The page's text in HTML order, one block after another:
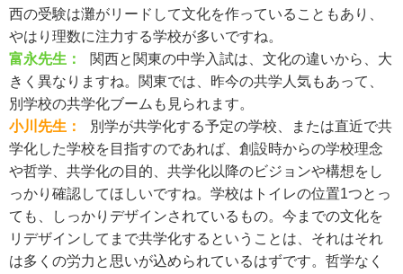
西の受験は灘がリードして文化を作っていることもあり、
やはり理数に注力する学校が多いですね。
富永先生：
関西と関東の中学入試は、文化の違いから、大
きく異なりますね。関東では、昨今の共学人気もあって、
別学校の共学化ブームも見られます。
小川先生：
別学が共学化する予定の学校、または直近で共
学化した学校を目指すのであれば、創設時からの学校理念
や哲学、共学化の目的、共学化以降のビジョンや構想をし
っかり確認してほしいですね。学校はトイレの位置1つとっ
ても、しっかりデザインされているもの。今までの文化を
リデザインしてまで共学化するということは、それはそれ
は多くの労力と思いが込められているはずです。哲学なく